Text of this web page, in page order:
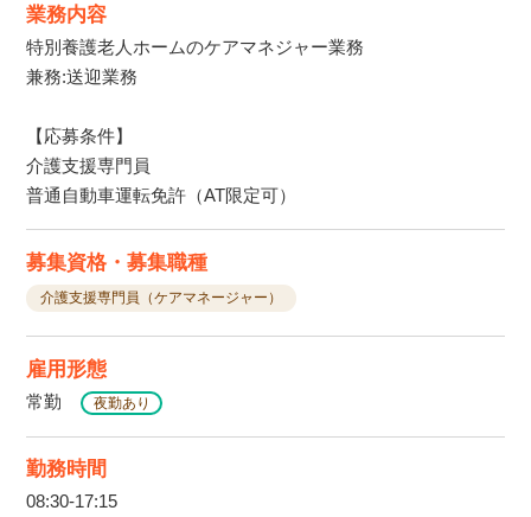
業務内容
特別養護老人ホームのケアマネジャー業務
兼務:送迎業務
【応募条件】
介護支援専門員
普通自動車運転免許（AT限定可）
募集資格・募集職種
介護支援専門員（ケアマネージャー）
雇用形態
常勤 夜勤あり
勤務時間
08:30-17:15